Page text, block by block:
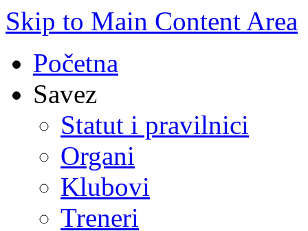
Skip to Main Content Area
Početna
Savez
Statut i pravilnici
Organi
Klubovi
Treneri